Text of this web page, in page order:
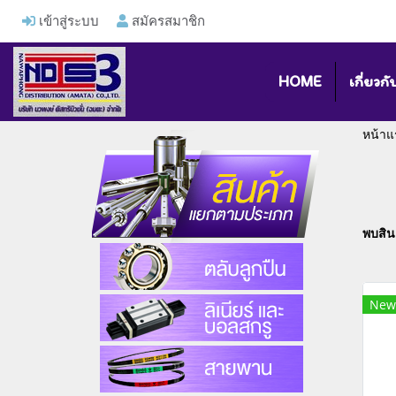
เข้าสู่ระบบ สมัครสมาชิก
HOME เกี่ยวกั
หน้าแ
พบสิน
New